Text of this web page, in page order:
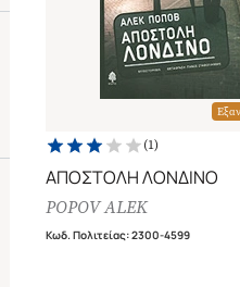
(1)
ΑΠΟΣΤΟΛΗ ΛΟΝΔΙΝΟ
POPOV ALEK
Κωδ. Πολιτείας:2300-4599